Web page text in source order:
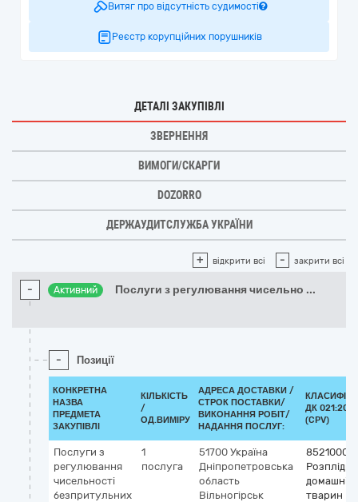
Витяг про відсутність судимості
Реєстр корупційних порушників
ДЕТАЛІ ЗАКУПІВЛІ
ЗВЕРНЕННЯ
ВИМОГИ/СКАРГИ
DOZORRO
ДЕРЖАУДИТСЛУЖБА УКРАЇНИ
+ відкрити всі - закрити всі
- Активний Послуги з регулювання чисельно ...
- Позиції
КОНКРЕТНА
НАЗВА
ПРЕДМЕТА
ЗАКУПІВЛІ
КІЛЬКІСТЬ
/
ОД.ВИМІРУ
АДРЕСА ДОСТАВКИ /
СТРОК ПОСТАВКИ/
ВИКОНАННЯ РОБІТ/
НАДАННЯ ПОСЛУГ:
ДК 021:2015
(CPV)
Послуги з
регулювання
чисельності
безпритульних
1
послуга
51700 Україна
Дніпропетровська
область
Вільногірськ
домашніх
тварин